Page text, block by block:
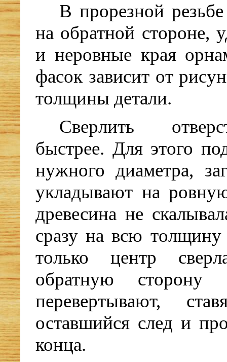
В прорезной
на обратной стороне,
и неровные края
фасок зависит от
толщины детали.
Сверлить
быстрее. Для этого
нужного диаметра,
укладывают на
древесина не
сразу на всю толщину
только центр
обратную сторону
перевертывают,
оставшийся след и
конца.